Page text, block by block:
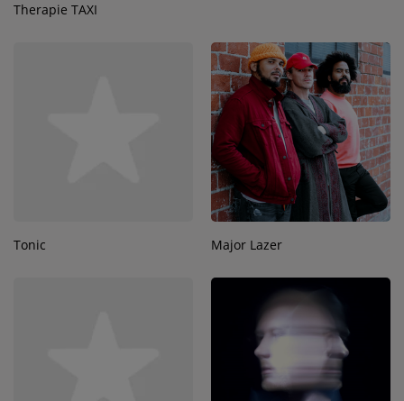
Therapie TAXI
Tonic Major Lazer